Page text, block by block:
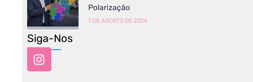
Polarização
7 DE AGOSTO DE 2026
Siga-Nos